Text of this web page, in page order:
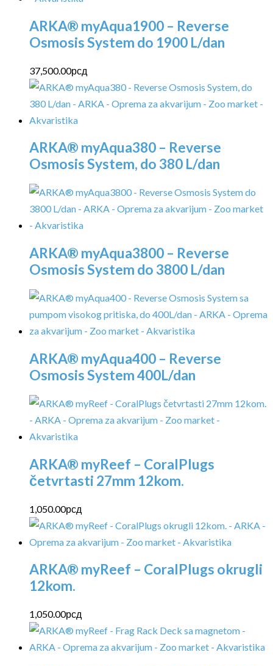
ARKA® myAqua1900 – Reverse
Osmosis System do 1900 L/dan
37,500.00рсд
ARKA® myAqua380 – Reverse
Osmosis System, do 380 L/dan
ARKA® myAqua3800 – Reverse
Osmosis System do 3800 L/dan
ARKA® myAqua400 – Reverse
Osmosis System 400L/dan
ARKA® myReef – CoralPlugs
četvrtasti 27mm 12kom.
1,050.00рсд
ARKA® myReef – CoralPlugs okrugli
12kom.
1,050.00рсд